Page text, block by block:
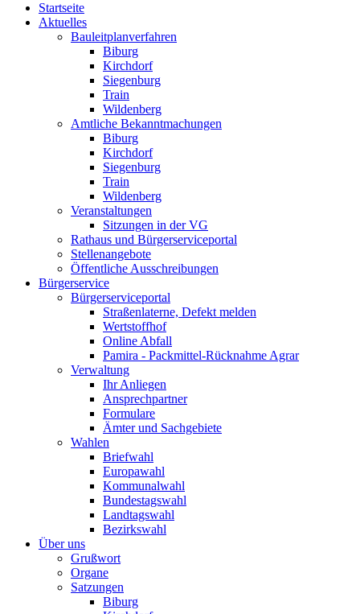
Startseite
Aktuelles
Bauleitplanverfahren
Biburg
Kirchdorf
Siegenburg
Train
Wildenberg
Amtliche Bekanntmachungen
Biburg
Kirchdorf
Siegenburg
Train
Wildenberg
Veranstaltungen
Sitzungen in der VG
Rathaus und Bürgerserviceportal
Stellenangebote
Öffentliche Ausschreibungen
Bürgerservice
Bürgerserviceportal
Straßenlaterne, Defekt melden
Wertstoffhof
Online Abfall
Pamira - Packmittel-Rücknahme Agrar
Verwaltung
Ihr Anliegen
Ansprechpartner
Formulare
Ämter und Sachgebiete
Wahlen
Briefwahl
Europawahl
Kommunalwahl
Bundestagswahl
Landtagswahl
Bezirkswahl
Über uns
Grußwort
Organe
Satzungen
Biburg